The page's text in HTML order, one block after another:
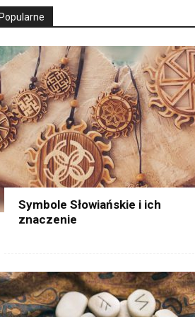
Symbole Słowiańskie i ich
znaczenie